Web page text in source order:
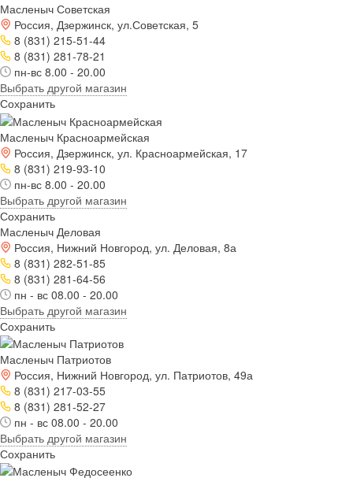
Масленыч Советская
Россия, Дзержинск, ул.Советская, 5
8 (831) 215-51-44
8 (831) 281-78-21
пн-вс 8.00 - 20.00
Выбрать другой магазин
Сохранить
Масленыч Красноармейская
Россия, Дзержинск, ул. Красноармейская, 17
8 (831) 219-93-10
пн-вс 8.00 - 20.00
Выбрать другой магазин
Сохранить
Масленыч Деловая
Россия, Нижний Новгород, ул. Деловая, 8а
8 (831) 282-51-85
8 (831) 281-64-56
пн - вс 08.00 - 20.00
Выбрать другой магазин
Сохранить
Масленыч Патриотов
Россия, Нижний Новгород, ул. Патриотов, 49а
8 (831) 217-03-55
8 (831) 281-52-27
пн - вс 08.00 - 20.00
Выбрать другой магазин
Сохранить